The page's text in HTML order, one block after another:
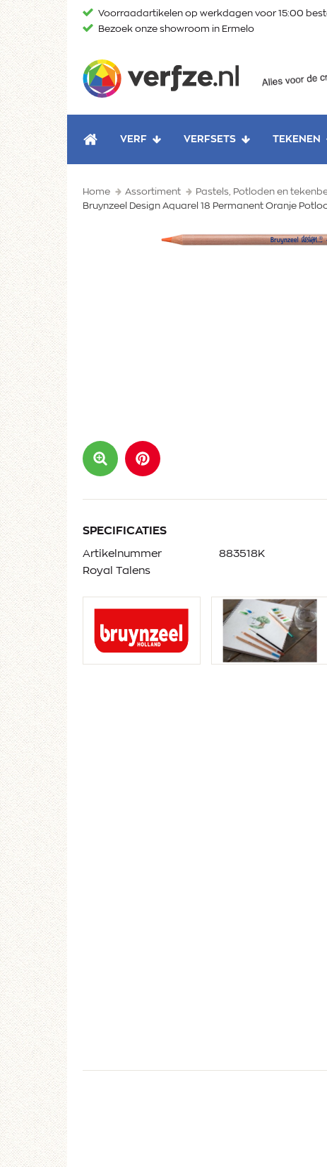
naar
Voorraadartikelen op werkdagen voor 15:00
Bezoek onze showroom in Ermelo
HOME
VERF VERFSETS TEKENEN
Home Assortiment Pastels, Potloden en
Bruynzeel Design Aquarel 18 Permanent Oranje
SPECIFICATIES
Artikelnummer
Royal Talens
883518K